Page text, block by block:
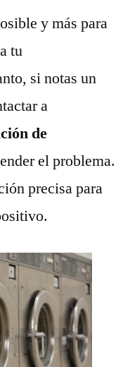
y más para
tu
si notas un
a
de
el problema.
precisa para